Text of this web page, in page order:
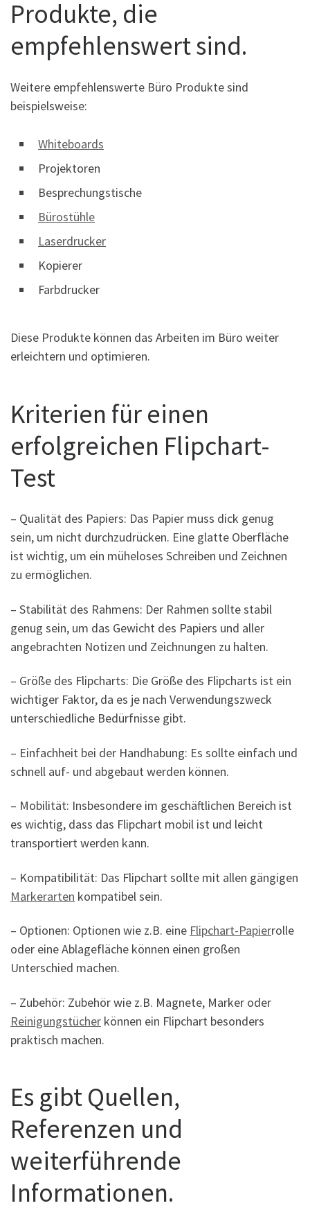
Produkte, die
empfehlenswert sind.
Weitere empfehlenswerte Büro Produkte sind
beispielsweise:
Whiteboards
Projektoren
Besprechungstische
Bürostühle
Laserdrucker
Kopierer
Farbdrucker
Diese Produkte können das Arbeiten im Büro weiter
erleichtern und optimieren.
Kriterien für einen
erfolgreichen Flipchart-
Test
– Qualität des Papiers: Das Papier muss dick genug
sein, um nicht durchzudrücken. Eine glatte Oberfläche
ist wichtig, um ein müheloses Schreiben und Zeichnen
zu ermöglichen.
– Stabilität des Rahmens: Der Rahmen sollte stabil
genug sein, um das Gewicht des Papiers und aller
angebrachten Notizen und Zeichnungen zu halten.
– Größe des Flipcharts: Die Größe des Flipcharts ist ein
wichtiger Faktor, da es je nach Verwendungszweck
unterschiedliche Bedürfnisse gibt.
– Einfachheit bei der Handhabung: Es sollte einfach und
schnell auf- und abgebaut werden können.
– Mobilität: Insbesondere im geschäftlichen Bereich ist
es wichtig, dass das Flipchart mobil ist und leicht
transportiert werden kann.
– Kompatibilität: Das Flipchart sollte mit allen gängigen
Markerarten kompatibel sein.
– Optionen: Optionen wie z.B. eine Flipchart-Papierrolle
oder eine Ablagefläche können einen großen
Unterschied machen.
– Zubehör: Zubehör wie z.B. Magnete, Marker oder
Reinigungstücher können ein Flipchart besonders
praktisch machen.
Es gibt Quellen,
Referenzen und
weiterführende
Informationen.